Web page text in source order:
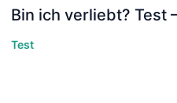
Bin ich verliebt? Test
Test